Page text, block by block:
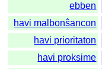
ebben
havi malbonŝancon
havi prioritaton
havi proksime